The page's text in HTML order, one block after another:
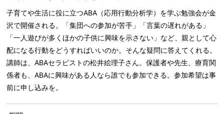
子育てや生活に役に立つABA（応用行動分析学）を学ぶ勉強会が金
沢で開催される。「集団への参加が苦手」「言葉の遅れがある」
「一人遊びが多くほかの子供に興味を示さない」など、親として心
配になる行動をどうすればいいのか。そんな疑問に答えてくれる。
講師は、ABAセラピストの松井絵理子さん。保護者や先生、療育関
係者も、ABAに興味がある人なら誰でも参加できる。参加希望は事
前に申し込みを。